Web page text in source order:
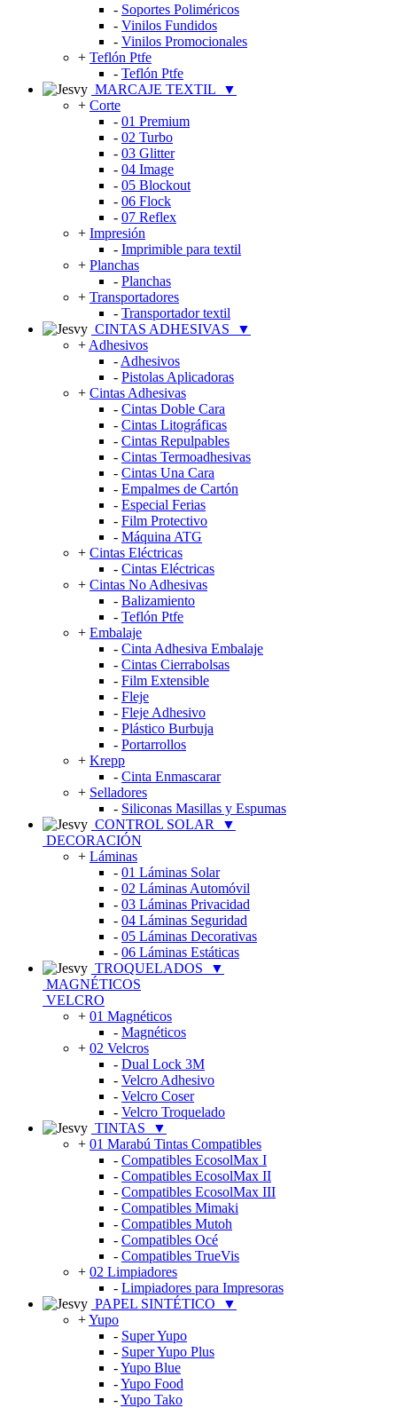
- Soportes Poliméricos
- Vinilos Fundidos
- Vinilos Promocionales
+ Teflón Ptfe
- Teflón Ptfe
MARCAJE TEXTIL
▼
+ Corte
- 01 Premium
- 02 Turbo
- 03 Glitter
- 04 Image
- 05 Blockout
- 06 Flock
- 07 Reflex
+ Impresión
- Imprimible para textil
+ Planchas
- Planchas
+ Transportadores
- Transportador textil
CINTAS ADHESIVAS
▼
+ Adhesivos
- Adhesivos
- Pistolas Aplicadoras
+ Cintas Adhesivas
- Cintas Doble Cara
- Cintas Litográficas
- Cintas Repulpables
- Cintas Termoadhesivas
- Cintas Una Cara
- Empalmes de Cartón
- Especial Ferias
- Film Protectivo
- Máquina ATG
+ Cintas Eléctricas
- Cintas Eléctricas
+ Cintas No Adhesivas
- Balizamiento
- Teflón Ptfe
+ Embalaje
- Cinta Adhesiva Embalaje
- Cintas Cierrabolsas
- Film Extensible
- Fleje
- Fleje Adhesivo
- Plástico Burbuja
- Portarrollos
+ Krepp
- Cinta Enmascarar
+ Selladores
- Siliconas Masillas y Espumas
CONTROL SOLAR
▼
DECORACIÓN
+ Láminas
- 01 Láminas Solar
- 02 Láminas Automóvil
- 03 Láminas Privacidad
- 04 Láminas Seguridad
- 05 Láminas Decorativas
- 06 Láminas Estáticas
TROQUELADOS
▼
MAGNÉTICOS
VELCRO
+ 01 Magnéticos
- Magnéticos
+ 02 Velcros
- Dual Lock 3M
- Velcro Adhesivo
- Velcro Coser
- Velcro Troquelado
TINTAS
▼
+ 01 Marabú Tintas Compatibles
- Compatibles EcosolMax I
- Compatibles EcosolMax II
- Compatibles EcosolMax III
- Compatibles Mimaki
- Compatibles Mutoh
- Compatibles Océ
- Compatibles TrueVis
+ 02 Limpiadores
- Limpiadores para Impresoras
PAPEL SINTÉTICO
▼
+Yupo
- Super Yupo
- Super Yupo Plus
-Yupo Blue
-Yupo Food
-Yupo Tako